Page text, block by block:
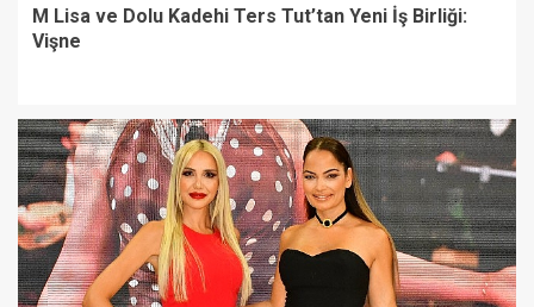
M Lisa ve Dolu Kadehi Ters Tut’tan Yeni İş Birliği:
Vişne